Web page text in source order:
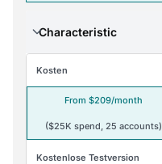
Characteristic
Kosten
From $209/month
($25K spend, 25 accounts)
Kostenlose Testversion